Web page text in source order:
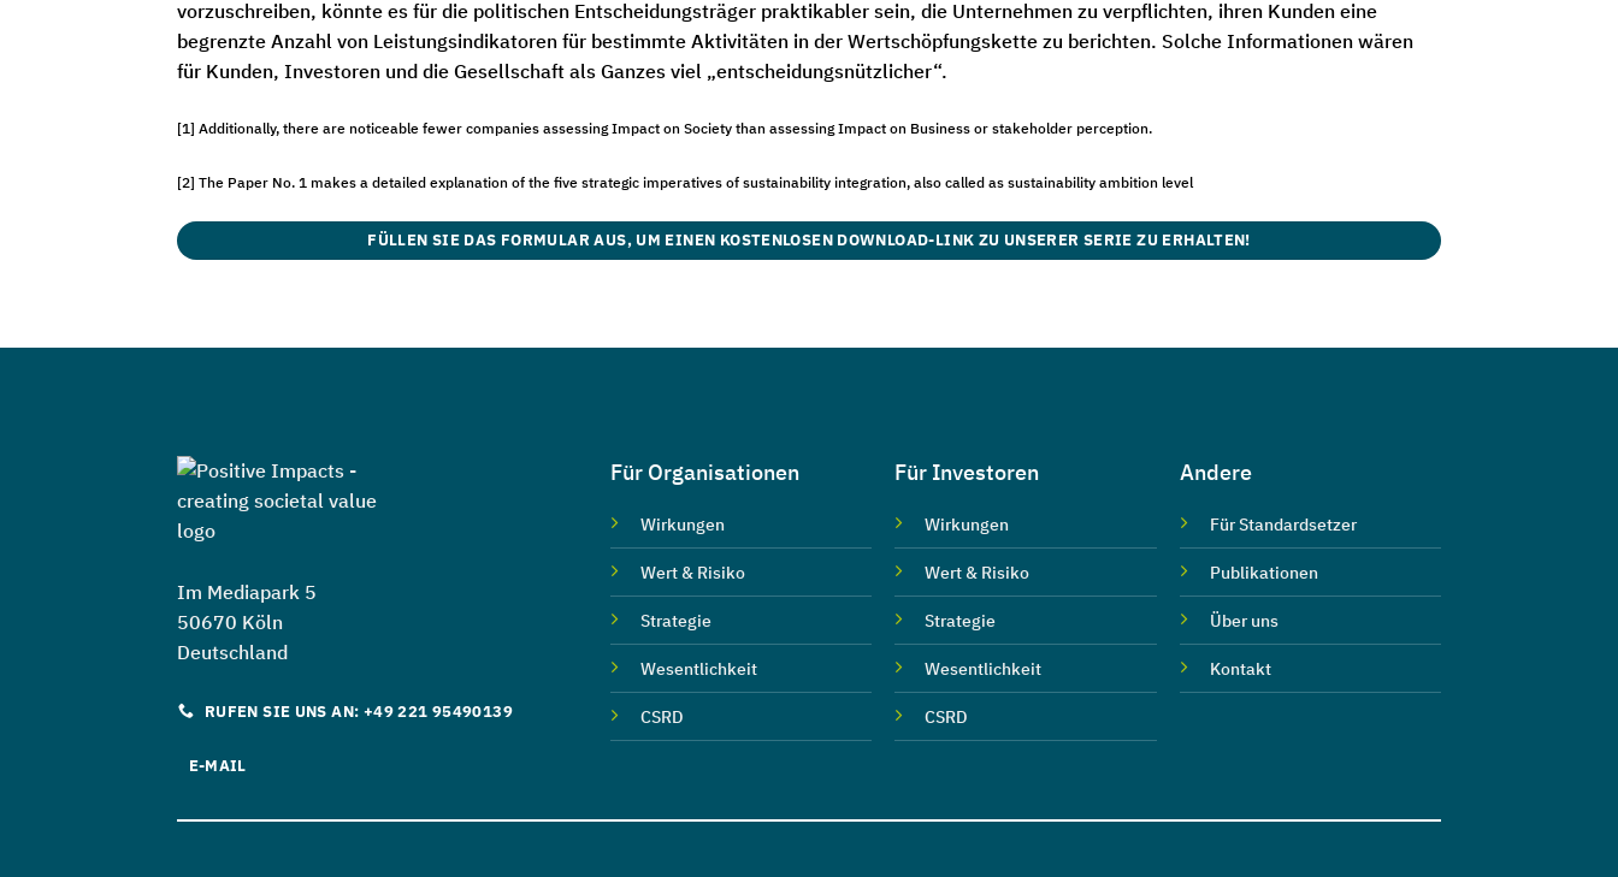
vorzuschreiben, könnte es für die politischen Entscheidungsträger praktikabler sein, die Unternehmen zu verpflichten, ihren Kunden eine
begrenzte Anzahl von Leistungsindikatoren für bestimmte Aktivitäten in der Wertschöpfungskette zu berichten. Solche Informationen wären
für Kunden, Investoren und die Gesellschaft als Ganzes viel „entscheidungsnützlicher“.
[1] Additionally, there are noticeable fewer companies assessing Impact on Society than assessing Impact on Business or stakeholder perception.
[2] The Paper No. 1 makes a detailed explanation of the five strategic imperatives of sustainability integration, also called as sustainability ambition level
FÜLLEN SIE DAS FORMULAR AUS, UM EINEN KOSTENLOSEN DOWNLOAD-LINK ZU UNSERER SERIE ZU ERHALTEN!
Im Mediapark 5
50670 Köln
Deutschland
RUFEN SIE UNS AN: +49 221 95490139
E-MAIL
Für Organisationen
Wirkungen
Wert & Risiko
Strategie
Wesentlichkeit
CSRD
Für Investoren
Wirkungen
Wert & Risiko
Strategie
Wesentlichkeit
CSRD
Andere
Für Standardsetzer
Publikationen
Über uns
Kontakt